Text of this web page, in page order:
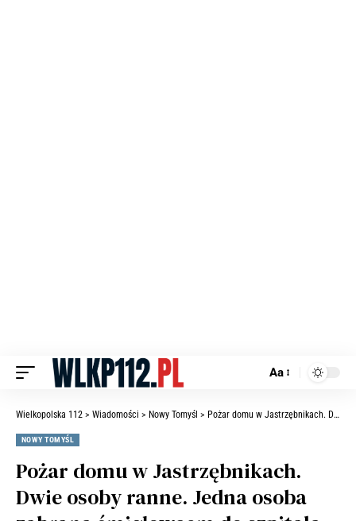
Aa
Wielkopolska 112 > Wiadomości > Nowy Tomyśl > Pożar domu w Jastrzębnikach. Dwie osoby ranne. Jedna osoba zabrana śmigłowcem do szpitala (ZDJĘCIA,WIDEO)
NOWY TOMYŚL
Pożar domu w Jastrzębnikach.
Dwie osoby ranne. Jedna osoba